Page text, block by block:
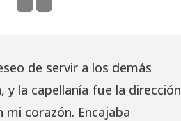
de servir a los demás
la capellanía fue la dirección
corazón. Encajaba